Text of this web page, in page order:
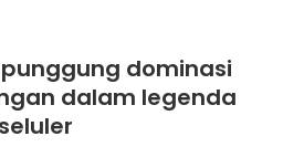
dominasi
dalam legenda
seluler